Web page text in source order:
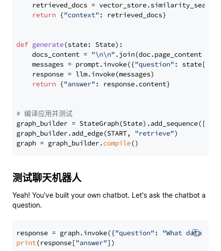
retrieved_docs =
return {"context" : retrieved_docs}
def generate(state: State):
    docs_content =
"\n\n" .join(doc.page_content
    messages = prompt.invoke({
"question" : state[
    response = llm.invoke(messages)
return {"answer" : response.content}
# 编译应用并测试
graph_builder =
graph_builder.add_edge(START, "retrieve")
graph = graph_builder.compile
测试聊天机器人
Yeah! You've built your own chatbot. Let's ask the chatbot a
question.
response = graph.invoke({"question" : "What data
print(response["answer"